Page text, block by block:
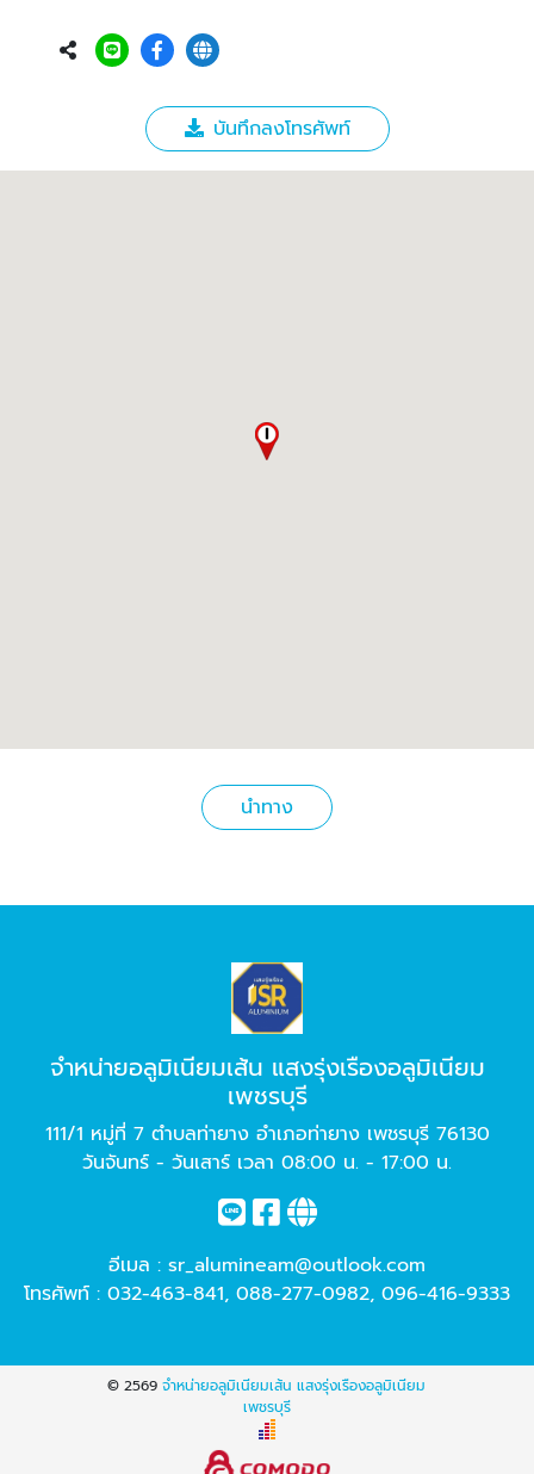
บันทึกลงโทรศัพท์
นำทาง
จำหน่ายอลูมิเนียมเส้น แสงรุ่งเรืองอลูมิเนียม
เพชรบุรี
111/1 หมู่ที่ 7 ตำบลท่ายาง อำเภอท่ายาง เพชรบุรี 76130
วันจันทร์ - วันเสาร์ เวลา 08:00 น. - 17:00 น.
อีเมล : sr_alumineam@outlook.com
โทรศัพท์ : 032-463-841, 088-277-0982, 096-416-9333
© 2569จำหน่ายอลูมิเนียมเส้น แสงรุ่งเรืองอลูมิเนียม
เพชรบุรี